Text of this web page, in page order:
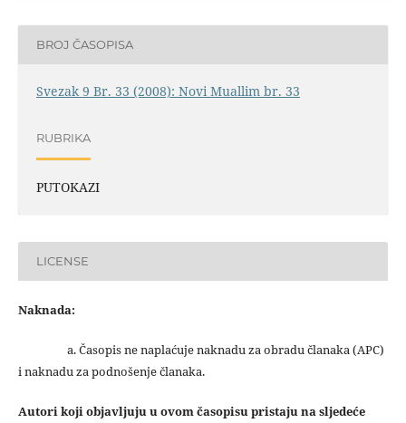
BROJ ČASOPISA
Svezak 9 Br. 33 (2008): Novi Muallim br. 33
RUBRIKA
PUTOKAZI
LICENSE
Naknada:
a. Časopis ne naplaćuje naknadu za obradu članaka (APC)
i naknadu za podnošenje članaka.
Autori koji objavljuju u ovom časopisu pristaju na sljedeće